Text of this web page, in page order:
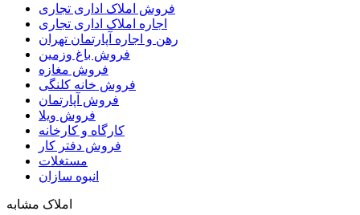
فروش املاک اداری تجاری
اجاره املاک اداری تجاری
رهن و اجاره آپارتمان تهران
فروش باغ وزمین
فروش مغازه
فروش خانه کلنگی
فروش آپارتمان
فروش ویلا
کارگاه و کارخانه
فروش دفتر کار
مستغلات
انبوه سازان
املاک مشابه